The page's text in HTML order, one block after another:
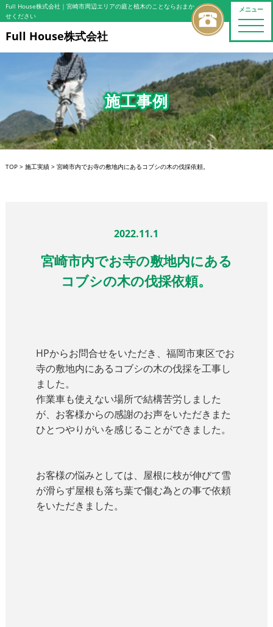
メニュー
toggle
Full House株式会社｜宮崎市周辺エリアの庭と植木のことならおまか
せください
Full House株式会社
施工事例
TOP> 施工実績> 宮崎市内でお寺の敷地内にあるコブシの木の伐採依頼。
2022.11.1
宮崎市内でお寺の敷地内にある
コブシの木の伐採依頼。
HPからお問合せをいただき、福岡市東区でお
寺の敷地内にあるコブシの木の伐採を工事し
ました。
作業車も使えない場所で結構苦労しました
が、お客様からの感謝のお声をいただきまた
ひとつやりがいを感じることができました。
お客様の悩みとしては、屋根に枝が伸びて雪
が滑らず屋根も落ち葉で傷む為との事で依頼
をいただきました。